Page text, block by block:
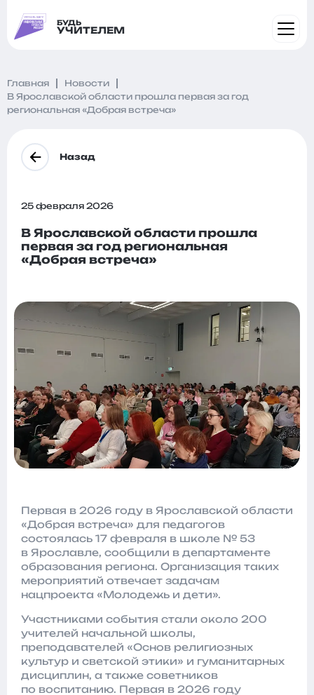
БУДЬ
УЧИТЕЛЕМ
Главная
Новости
В Ярославской области прошла первая за год
региональная «Добрая встреча»
Назад
25 февраля 2026
В Ярославской области прошла
первая за год региональная
«Добрая встреча»
Первая в 2026 году в Ярославской области
«Добрая встреча» для педагогов
состоялась 17 февраля в школе № 53
в Ярославле, сообщили в департаменте
образования региона. Организация таких
мероприятий отвечает задачам
нацпроекта «Молодежь и дети».
Участниками события стали около 200
учителей начальной школы,
преподавателей «Основ религиозных
культур и светской этики» и гуманитарных
дисциплин, а также советников
по воспитанию. Первая в 2026 году